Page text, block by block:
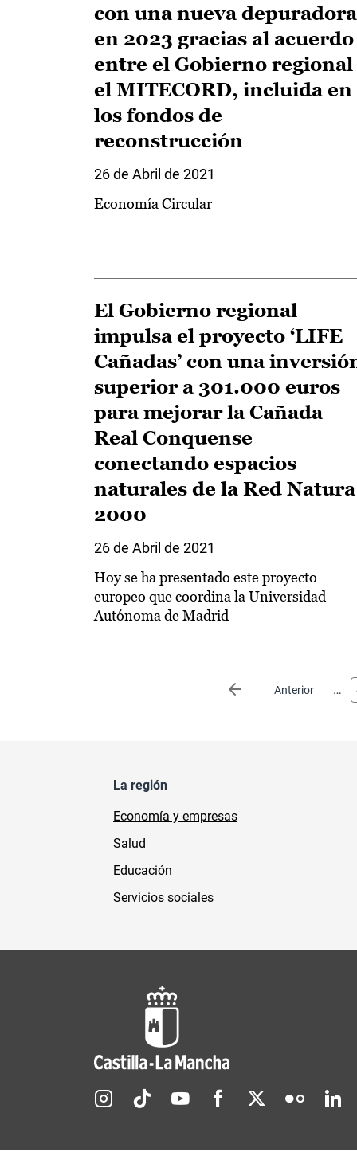
con una nueva depuradora
en 2023 gracias al acuerdo
entre el Gobierno regional
el MITECORD, incluida en
los fondos de
reconstrucción
26 de Abril de 2021
Economía Circular
El Gobierno regional
impulsa el proyecto ‘LIFE
Cañadas’ con una
superior a 301.000 euros
para mejorar la Cañada
Real Conquense
conectando espacios
naturales de la Red Natura
2000
26 de Abril de 2021
Hoy se ha presentado este proyecto
europeo que coordina la Universidad
Autónoma de Madrid
Anterior
Página anterior …
La región
Economía y empresas
Salud
Educación
Servicios sociales
Redes sociales JCCM